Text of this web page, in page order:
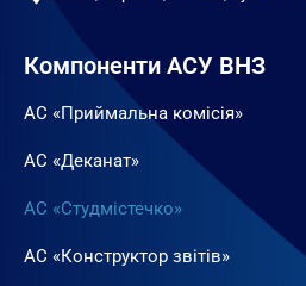
Компоненти АСУ ВНЗ
АС «Приймальна комісія»
АС «Деканат»
АС «Студмістечко»
АС «Конструктор звітів»